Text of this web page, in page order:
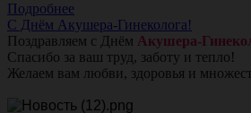
Подробнее
С Днём Акушера-Гинеколога!
Поздравляем с Днём Акушера-
Спасибо за ваш труд, заботу и тепло!
Желаем вам любви, здоровья и